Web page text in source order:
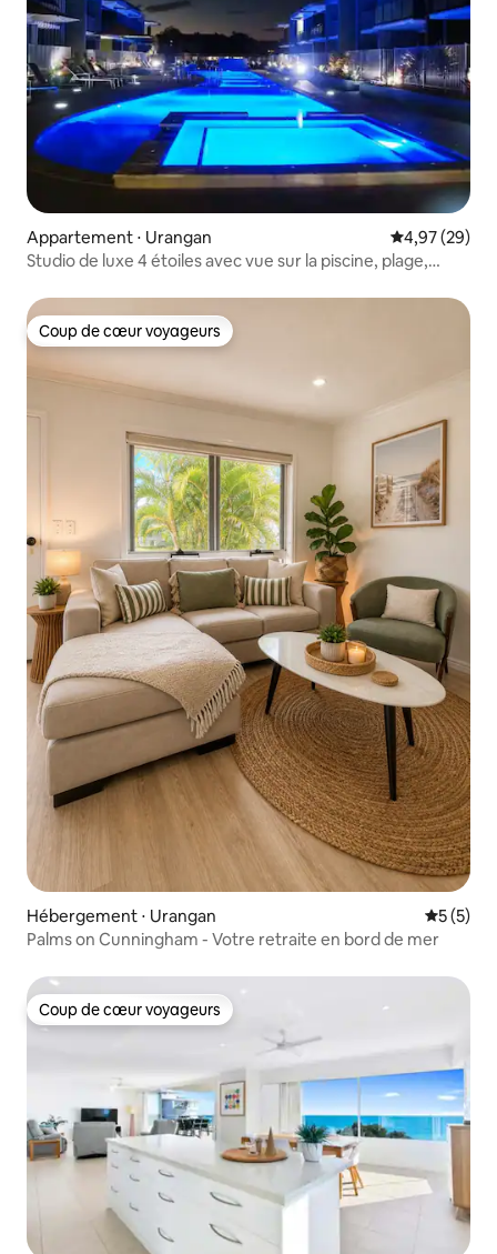
Appartement ⋅ Urangan Évaluation
4,97 (29)
Studio de luxe 4 étoiles avec vue sur la piscine, plage,
Coup de cœur voyageurs
Coup de cœur voyageurs
Hébergement ⋅ Urangan
5 (5)
Palms on Cunningham - Votre retraite en bord de mer
Coup de cœur voyageurs
Coup de cœur voyageurs